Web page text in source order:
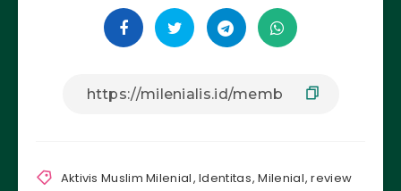
Aktivis Muslim Milenial,Identitas,Milenial,review